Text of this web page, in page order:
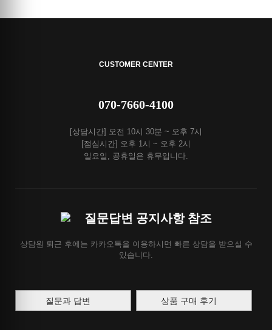
CUSTOMER CENTER
070-7660-4100
[상담시간] 오전 10시 30분 ~ 오후 7시
[점심시간] 오후 1시 ~ 오후 2시
일요일, 공휴일은 휴무입니다.
질문답변 공지사항 참조
상담원 퇴근 후에는 카카오톡을 이용하시면 빠른 상담을 받으실 수
있습니다.
질문과 답변 상품 구매 후기